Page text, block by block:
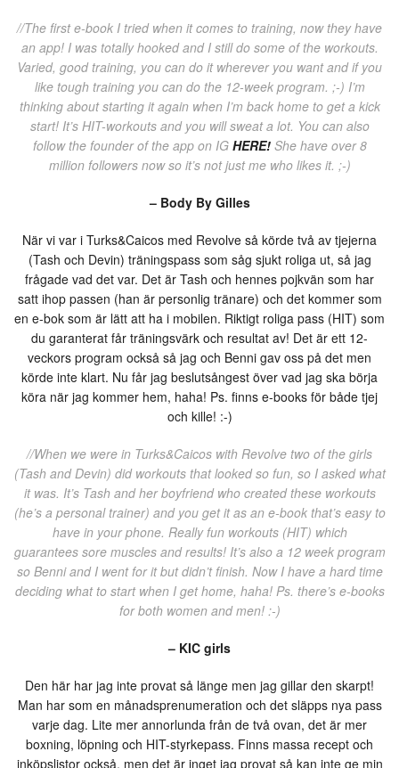
//The first e-book I tried when it comes to training, now they have
an app! I was totally hooked and I still do some of the workouts.
Varied, good training, you can do it wherever you want and if you
like tough training you can do the 12-week program. ;-) I’m
thinking about starting it again when I’m back home to get a kick
start! It’s HIT-workouts and you will sweat a lot. You can also
follow the founder of the app on IG HERE!She have over 8
million followers now so it’s not just me who likes it. ;-)
– Body By Gilles
När vi var i Turks&Caicos med Revolve så körde två av tjejerna
(Tash och Devin) träningspass som såg sjukt roliga ut, så jag
frågade vad det var. Det är Tash och hennes pojkvän som har
satt ihop passen (han är personlig tränare) och det kommer som
en e-bok som är lätt att ha i mobilen. Riktigt roliga pass (HIT) som
du garanterat får träningsvärk och resultat av! Det är ett 12-
veckors program också så jag och Benni gav oss på det men
körde inte klart. Nu får jag beslutsångest över vad jag ska börja
köra när jag kommer hem, haha! Ps. finns e-books för både tjej
och kille! :-)
//When we were in Turks&Caicos with Revolve two of the girls
(Tash and Devin) did workouts that looked so fun, so I asked what
it was. It’s Tash and her boyfriend who created these workouts
(he’s a personal trainer) and you get it as an e-book that’s easy to
have in your phone. Really fun workouts (HIT) which
guarantees sore muscles and results! It’s also a 12 week program
so Benni and I went for it but didn’t finish. Now I have a hard time
deciding what to start when I get home, haha! Ps. there’s e-books
for both women and men! :-)
– KIC girls
Den här har jag inte provat så länge men jag gillar den skarpt!
Man har som en månadsprenumeration och det släpps nya pass
varje dag. Lite mer annorlunda från de två ovan, det är mer
boxning, löpning och HIT-styrkepass. Finns massa recept och
inköpslistor också, men det är inget jag provat så kan inte ge min